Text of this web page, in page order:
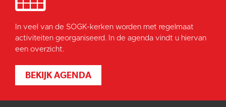
In veel van de SOGK-kerken worden met regelmaat
activiteiten georganiseerd. In de agenda vindt u hiervan
een overzicht.
BEKIJK AGENDA